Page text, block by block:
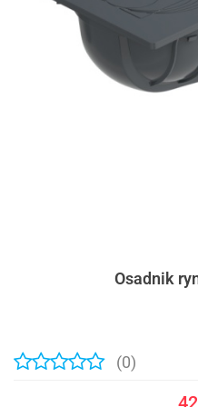
Osadnik
(0)